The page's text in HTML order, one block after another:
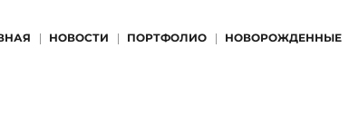
НОВОСТИ ПОРТФОЛИО НОВОРОЖДЕННЫЕ